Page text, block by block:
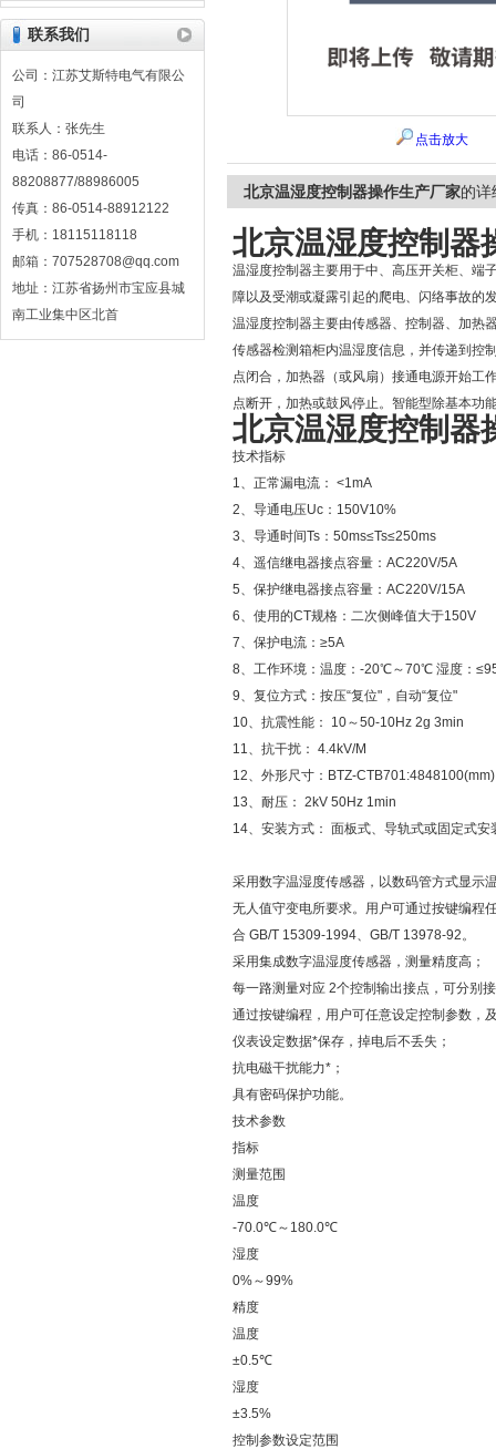
联系我们
公司：江苏艾斯特电气有限公
司
联系人：张先生
电话：86-0514-
88208877/88986005
传真：86-0514-88912122
手机：18115118118
邮箱：707528708@qq.com
地址：江苏省扬州市宝应县城
南工业集中区北首
点击放大
北京温湿度控制器操作生产厂家的详
北京温湿度控制器
温湿度控制器主要用于中、高压开关柜、端
障以及受潮或凝露引起的爬电、闪络事故的
温湿度控制器主要由传感器、控制器、加热
传感器检测箱柜内温湿度信息，并传递到控
点闭合，加热器（或风扇）接通电源开始工
点断开，加热或鼓风停止。智能型除基本功
北京温湿度控制器
技术指标
1、正常漏电流： <1mA
2、导通电压Uc：150V10%
3、导通时间Ts：50ms≤Ts≤250ms
4、遥信继电器接点容量：AC220V/5A
5、保护继电器接点容量：AC220V/15A
6、使用的CT规格：二次侧峰值大于150V
7、保护电流：≥5A
8、工作环境：温度：-20℃～70℃ 湿度：
9、复位方式：按压“复位"，自动“复位"
10、抗震性能： 10～50-10Hz 2g 3min
11、抗干扰： 4.4kV/M
12、外形尺寸：BTZ-CTB701:4848100(mm)
13、耐压： 2kV 50Hz 1min
14、安装方式： 面板式、导轨式或固定式安
采用数字温湿度传感器，以数码管方式显示
无人值守变电所要求。用户可通过按键编程
合 GB/T 15309-1994、GB/T 13978-92。
采用集成数字温湿度传感器，测量精度高；
每一路测量对应 2个控制输出接点，可分别
通过按键编程，用户可任意设定控制参数，
仪表设定数据*保存，掉电后不丢失；
抗电磁干扰能力*；
具有密码保护功能。
技术参数
指标
测量范围
温度
-70.0℃～180.0℃
湿度
0%～99%
精度
温度
±0.5℃
湿度
±3.5%
控制参数设定范围